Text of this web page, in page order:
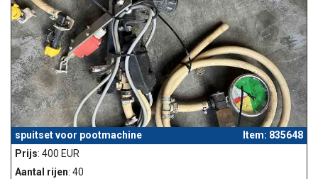
spuitset voor pootmachine
Item: 835648
Prijs: 400 EUR
Aantal rijen: 40